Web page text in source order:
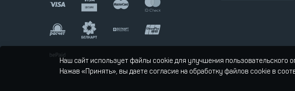
Наш сайт использует файлы cookie для улучшения пользовательского
Нажав «Принять», вы даете согласие на обработку файлов cookie в